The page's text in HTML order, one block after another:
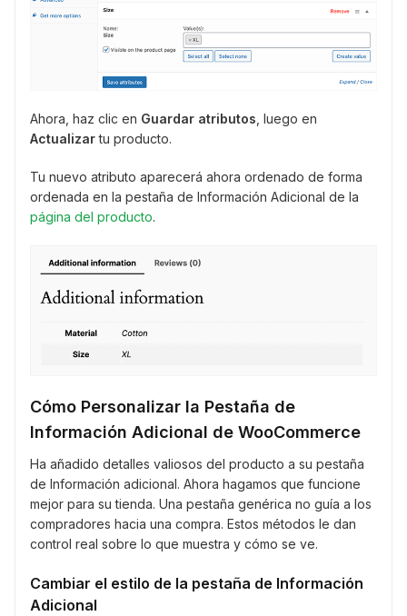
Ahora, haz clic en Guardar atributos , luego en
Actualizartu producto.
Tu nuevo atributo aparecerá ahora ordenado de forma
ordenada en la pestaña de Información Adicional de la
página del producto.
Cómo Personalizar la Pestaña de
Información Adicional de WooCommerce
Ha añadido detalles valiosos del producto a su pestaña
de Información adicional. Ahora hagamos que funcione
mejor para su tienda. Una pestaña genérica no guía a los
compradores hacia una compra. Estos métodos le dan
control real sobre lo que muestra y cómo se ve.
Cambiar el estilo de la pestaña de Información
Adicional